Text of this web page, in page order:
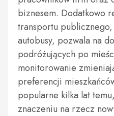
biznesem. Dodatkowo
transportu
autobusy, pozwala na
podróżujących po
monitorowanie
preferencji
popularne kilka lat
znaczeniu na rzecz